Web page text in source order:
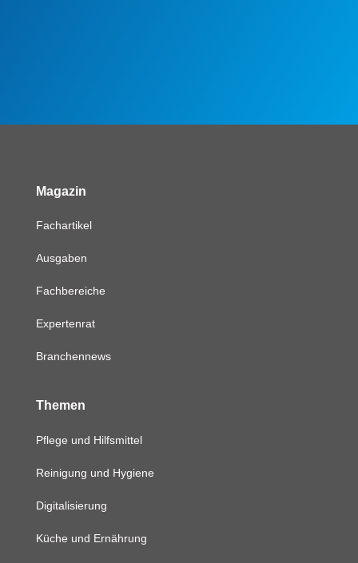
Magazin
Fachartikel
Ausgaben
Fachbereiche
Expertenrat
Branchennews
Themen
Pflege und Hilfsmittel
Reinigung und Hygiene
Digitalisierung
Küche und Ernährung